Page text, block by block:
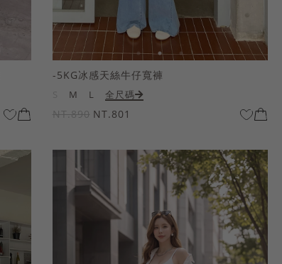
-5KG冰感天絲牛仔寬褲
M L 全尺碼
NT.890 NT.801